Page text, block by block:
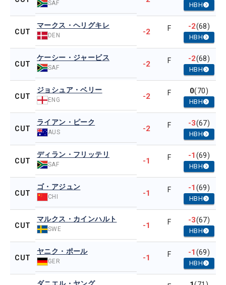
SAF HBH
CUT
マークス・ヘリグキレ
DEN -2 F -2(68)
HBH
CUT
ケーシー・ジャービス
SAF -2 F -2(68)
HBH
CUT
ジョシュア・ベリー
ENG -2 F 0(70)
HBH
CUT
ライアン・ピーク
AUS -2 F -3(67)
HBH
CUT
ディラン・フリッテリ
SAF -1 F -1(69)
HBH
CUT
ゴ・アジュン
CHI -1 F -1(69)
HBH
CUT
マルクス・カインハルト
SWE -1 F -3(67)
HBH
CUT
ヤニク・ポール
GER -1 F -1(69)
HBH